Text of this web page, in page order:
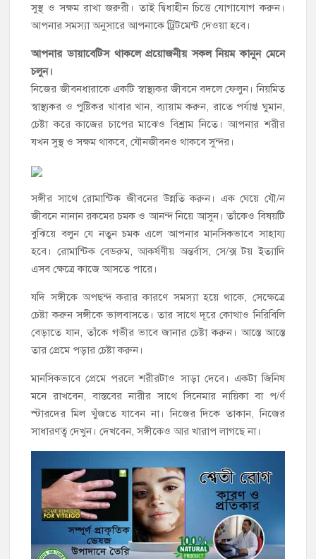
সুস্থ ও সক্ষম রাখা জরুরী। তাই দ্বিধাহীন চিত্তে যোগাযোগ করুন।
আপনার সমস্যা অনুসারে আপনাকে ট্রিটমেন্ট দেওয়া হবে।
আপনার ডায়াবেটিস থাকলে প্রয়োজনীয় সকল নিয়ম কানুন মেনে
চলুন।
নিজের জীবনধারাকে একটি স্বাস্থ্যকর জীবনে বদলে ফেলুন। নিয়মিত
স্বাস্থ্যকর ও পুষ্টিকর খাবার খান, ব্যায়াম করুন, রাতে পর্যাপ্ত ঘুমান,
চেষ্টা করে কাজের চাপের মাঝেও বিশ্রাম নিতে। আপনার শরীর
যখন সুস্থ ও সক্ষম থাকবে, যৌনজীবনও থাকবে সুন্দর।
সঙ্গীর সাথে রোমান্টিক জীবনের উন্নতি করুন। এক ঘেয়ে যৌ/ন
জীবনে নানান রকমের চমক ও আনন্দ নিয়ে আসুন। তাঁকেও বিষয়টি
বুঝিয়ে বলুন যে নতুন চমক এলে আপনার মানসিকভাবে সাহায্য
হবে। রোমান্টিক বেডরুম, আকর্ষণীয় অন্তর্বাস, সে/ক্স টয় ইত্যাদি
এসব ক্ষেত্রে কাজে আসতে পারে।
যদি সঙ্গীকে অপছন্দ করার কারণে সমস্যা হয়ে থাকে, সেক্ষেত্রে
চেষ্টা করুন সঙ্গীকে ভালবাসতে। তার সাথে দূরে কোথাও নিরিবিলি
বেড়াতে যান, তাঁকে গভীর ভাবে জানার চেষ্টা করুন। আস্তে আস্তে
তার প্রেমে পড়ার চেষ্টা করুন।
মানসিকভাবে প্রেমে পরলে শরীরটাও সাড়া দেবে। একটা জিনিষ
মনে রাখবেন, বাস্তবের নারীর সাথে সিনেমার নায়িকা বা প/র্ণ
স্টারদের মিল খুঁজতে যাবেন না। নিজের দিকে তাকান, নিজের
সাধারণত্ব দেখুন। দেখবেন, সঙ্গীকেও আর খারাপ লাগছে না।